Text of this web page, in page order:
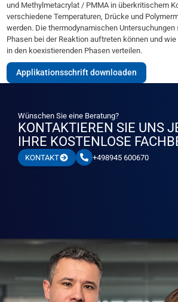
und Methylmetacrylat / PMMA in überkritischem
verschiedene Temperaturen, Drücke und
werden. Die thermodynamischen
Phasen bei der Reaktion auftreten können und
in den koexistierenden Phasen verteilen.
Applikationsschrift downloaden
Wünschen Sie eine Beratung?
KONTAKTIEREN SIE UNS
IHRE KOSTENLOSE
KONTAKT +498945 600670